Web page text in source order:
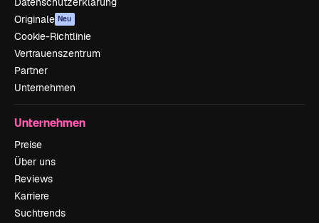
Originale Neu
Cookie-Richtlinie
Vertrauenszentrum
Partner
Unternehmen
Unternehmen
Preise
Über uns
Reviews
Karriere
Suchtrends